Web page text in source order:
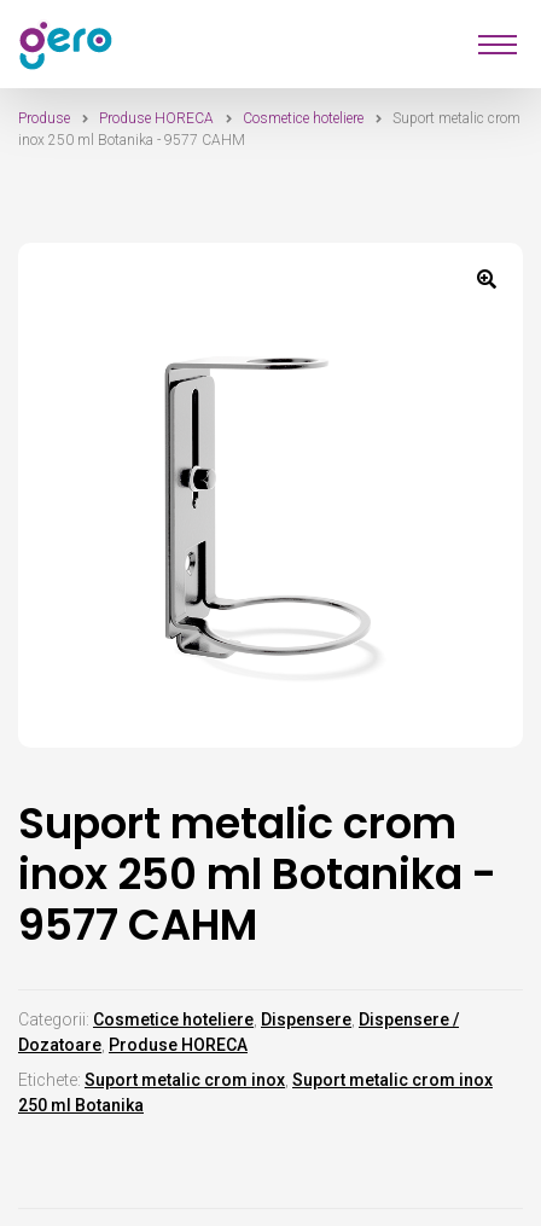
Sari
la
navigare
Sari
la
conținut
Produse
Furnizori
Produse Produse HORECA Cosmetice hoteliere
Suport metalic crom
inox 250 ml Botanika - 9577 CAHM
Suport metalic crom
inox 250 ml Botanika -
9577 CAHM
Categorii: Cosmetice hoteliere, Dispensere, Dispensere /
Dozatoare, Produse HORECA
Etichete: Suport metalic crom inox, Suport metalic crom inox
250 ml Botanika